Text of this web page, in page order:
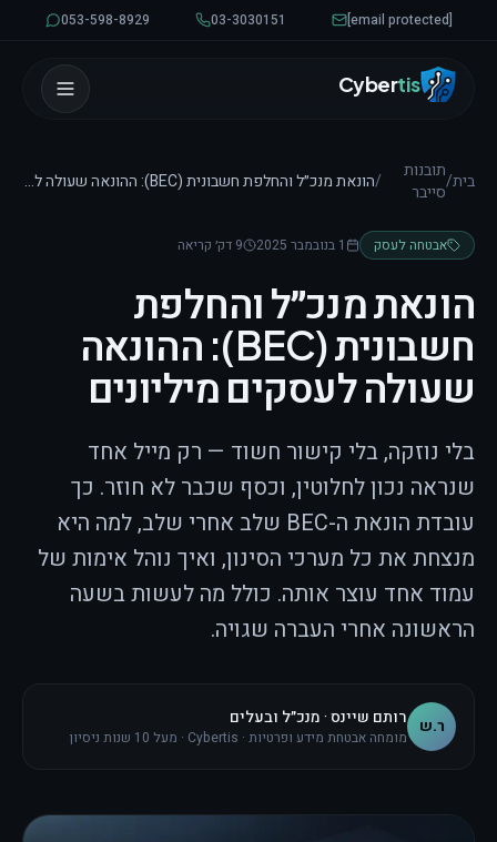
דלגו לתוכן[email protected]
03-3030151
053-598-8929
Cybertis
בית/תובנות
סייבר
/ הונאת מנכ״ל והחלפת חשבונית (BEC): ההונאה שעולה לעסקים מיליונים
אבטחה לעסק 1 בנובמבר 2025 9 דק׳ קריאה
הונאת מנכ״ל והחלפת
חשבונית (BEC): ההונאה
שעולה לעסקים מיליונים
בלי נוזקה, בלי קישור חשוד — רק מייל אחד
שנראה נכון לחלוטין, וכסף שכבר לא חוזר. כך
עובדת הונאת ה-BEC שלב אחרי שלב, למה היא
מנצחת את כל מערכי הסינון, ואיך נוהל אימות של
עמוד אחד עוצר אותה. כולל מה לעשות בשעה
הראשונה אחרי העברה שגויה.
ר.ש רותם שיינס · מנכ״ל ובעלים
מומחה אבטחת מידע ופרטיות · Cybertis · מעל 10 שנות ניסיון